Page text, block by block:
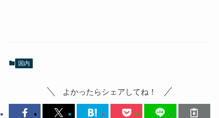
国内
よかったらシェアしてね！